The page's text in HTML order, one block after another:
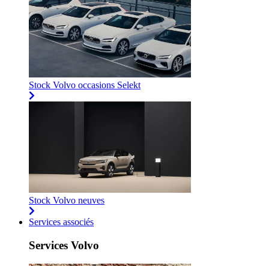
Stock Volvo occasions Selekt
Stock Volvo neuves
Services associés
Services Volvo